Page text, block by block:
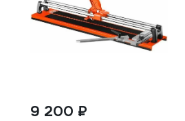
9 200 ₽